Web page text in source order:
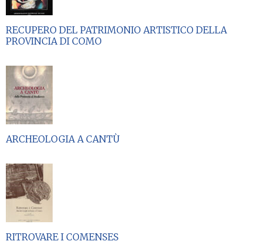
RECUPERO DEL PATRIMONIO ARTISTICO DELLA
PROVINCIA DI COMO
ARCHEOLOGIA A CANTÙ
RITROVARE I COMENSES